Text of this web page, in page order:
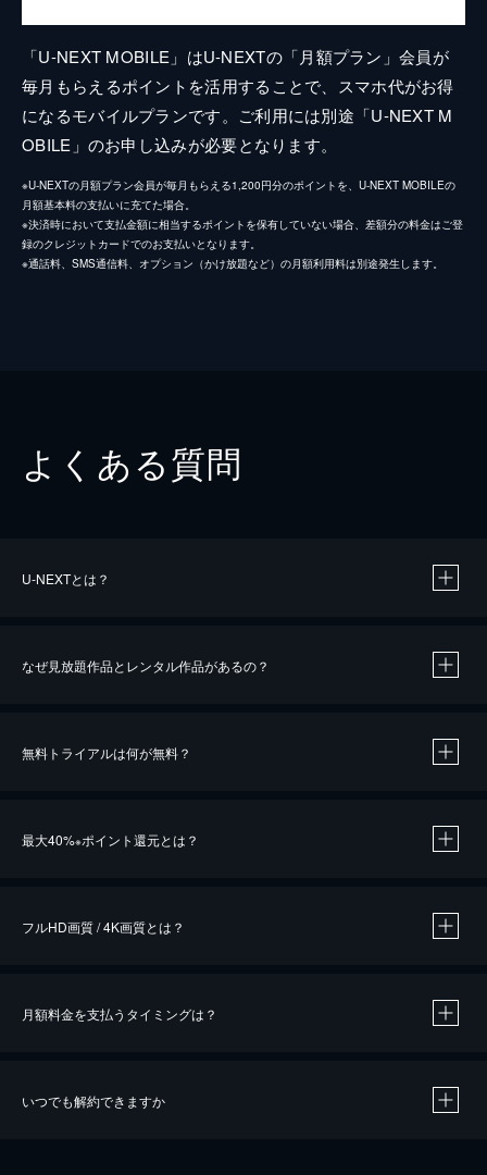
「U-NEXT MOBILE」はU-NEXTの「月額プラン」会員が
毎月もらえるポイントを活用することで、スマホ代がお得
になるモバイルプランです。ご利用には別途「U-NEXT M
OBILE」のお申し込みが必要となります。
※U-NEXTの月額プラン会員が毎月もらえる1,200円分のポイントを、U-NEXT MOBILEの
月額基本料の支払いに充てた場合。
※決済時において支払金額に相当するポイントを保有していない場合、差額分の料金はご登
録のクレジットカードでのお支払いとなります。
※通話料、SMS通信料、オプション（かけ放題など）の月額利用料は別途発生します。
よくある質問
U-NEXTとは？
なぜ見放題作品とレンタル作品があるの？
無料トライアルは何が無料？
最大40%※ポイント還元とは？
※40％ポイント還元の対象は、クレジットカード決済による作品の購入 / レンタルです。
フルHD画質 / 4K画質とは？
月額料金を支払うタイミングは？
いつでも解約できますか